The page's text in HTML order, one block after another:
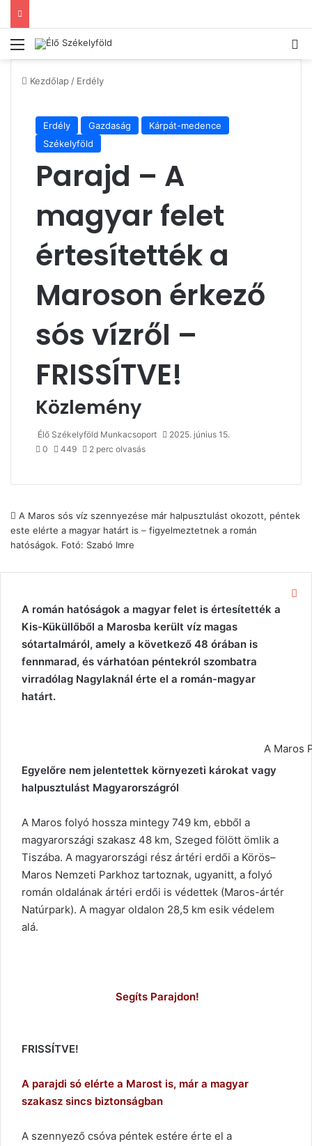
Menü
Kezdőlap / Erdély
Erdély Gazdaság
Kárpát-medence
Székelyföld
Parajd – A
magyar felet
értesítették a
Maroson érkező
sós vízről –
FRISSÍTVE!
Közlemény
Élő Székelyföld Munkacsoport
2025. június 15.
0
449 2 perc olvasás
A Maros sós víz szennyezése már halpusztulást okozott, péntek
este elérte a magyar határt is – figyelmeztetnek a román
hatóságok. Fotó: Szabó Imre
A román hatóságok a magyar felet is értesítették a
Kis-Küküllőből a Marosba került víz magas
sótartalmáról, amely a következő 48 órában is
fennmarad, és várhatóan péntekról szombatra
virradólag Nagylaknál érte el a román-magyar
határt.
A Maros
Egyelőre nem jelentettek környezeti károkat vagy
halpusztulást Magyarországról
A Maros folyó hossza mintegy 749 km, ebből a
magyarországi szakasz 48 km, Szeged fölött ömlik a
Tiszába. A magyarországi rész ártéri erdői a Körös–
Maros Nemzeti Parkhoz tartoznak, ugyanitt, a folyó
román oldalának ártéri erdői is védettek (Maros-ártér
Natúrpark). A magyar oldalon 28,5 km esik védelem
alá.
Segíts Parajdon!
FRISSÍTVE!
A parajdi só elérte a Marost is, már a magyar
szakasz sincs biztonságban
A szennyező csóva péntek estére érte el a